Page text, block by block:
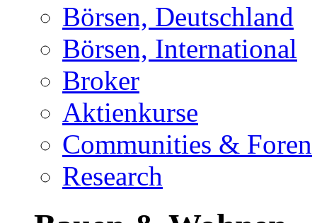
Börsen, Deutschland
Börsen, International
Broker
Aktienkurse
Communities & Foren
Research